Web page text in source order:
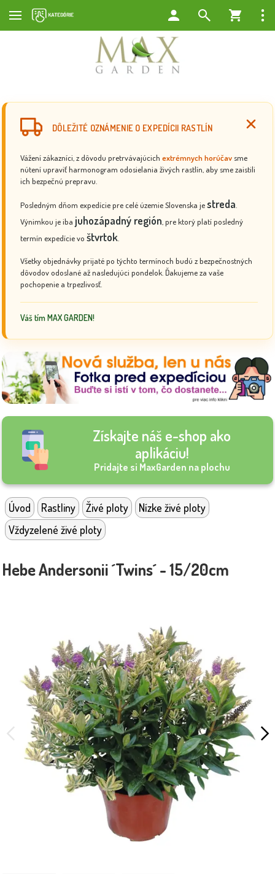
DÔLEŽITÉ OZNÁMENIE O EXPEDÍCII RASTLÍN
Vážení zákazníci, z dôvodu pretrvávajúcich extrémnych horúčav sme
nútení upraviť harmonogram odosielania živých rastlín, aby sme zaistili
ich bezpečnú prepravu.
Posledným dňom expedície pre celé územie Slovenska jestreda
Výnimkou je iba juhozápadný región , pre ktorý platí posledný
termín expedície vo štvrtok
Všetky objednávky prijaté po týchto termínoch budú z bezpečnostných
dôvodov odoslané až nasledujúci pondelok. Ďakujeme za vaše
pochopenie a trpezlivosť.
Váš tím MAX GARDEN!
Získajte náš e-shop ako
aplikáciu!
Pridajte si MaxGarden na plochu
Úvod Rastliny Živé ploty
Nízke živé ploty
Vždyzelené živé ploty
Hebe Andersonii ´Twins´ - 15/20cm